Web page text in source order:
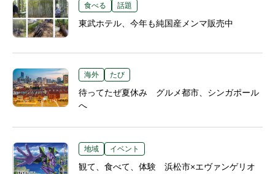
食べる 話題
東武ホテル、今年も純国産メンマ販売中
海外 たび
待ってたぜ夏休み グルメ都市、シンガポール
へ
地域 イベント
観て、食べて、体験 浜松市×エヴァンゲリオ